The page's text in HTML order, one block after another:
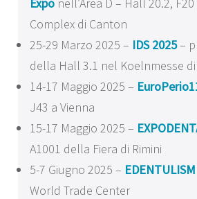
Complex di Canton
25-29 Marzo 2025 – IDS 2025–
della Hall 3.1 nel Koelnmesse
14-17 Maggio 2025 –
J43 a Vienna
15-17 Maggio 2025 –
A1001 della Fiera di Rimini
5-7 Giugno 2025 – EDENTULISM
World Trade Center